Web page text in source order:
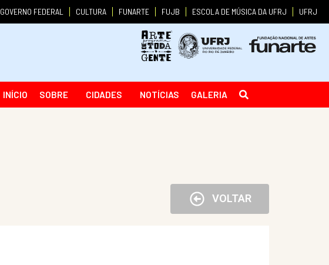
GOVERNO FEDERAL CULTURA FUNARTE FUJB ESCOLA DE MÚSICA DA UFRJ UFRJ
INÍCIO SOBRE CIDADES NOTÍCIAS GALERIA
VOLTAR